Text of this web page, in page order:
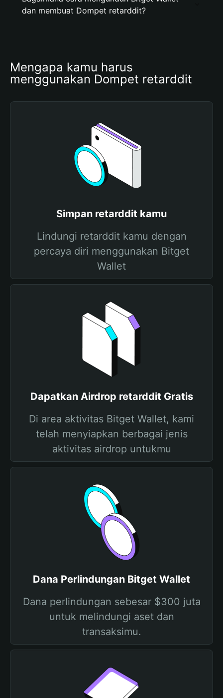
dan membuat Dompet retarddit?
Mengapa kamu harus
menggunakan Dompet retarddit
Simpan retarddit kamu
Lindungi retarddit kamu dengan
percaya diri menggunakan Bitget
Wallet
Dapatkan Airdrop retarddit Gratis
Di area aktivitas Bitget Wallet, kami
telah menyiapkan berbagai jenis
aktivitas airdrop untukmu
Dana Perlindungan Bitget Wallet
Dana perlindungan sebesar $300 juta
untuk melindungi aset dan
transaksimu.